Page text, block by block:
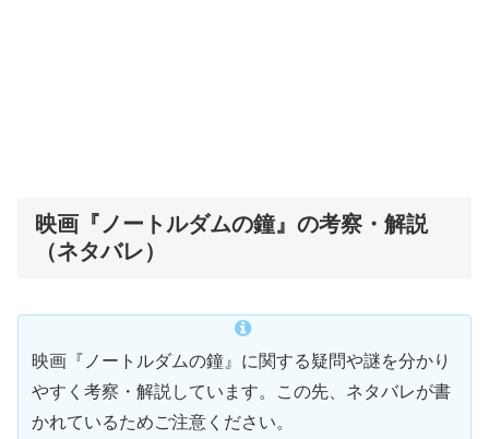
映画『ノートルダムの鐘』の考察・解説
（ネタバレ）
映画『ノートルダムの鐘』に関する疑問や謎を分かり
やすく考察・解説しています。この先、ネタバレが書
かれているためご注意ください。